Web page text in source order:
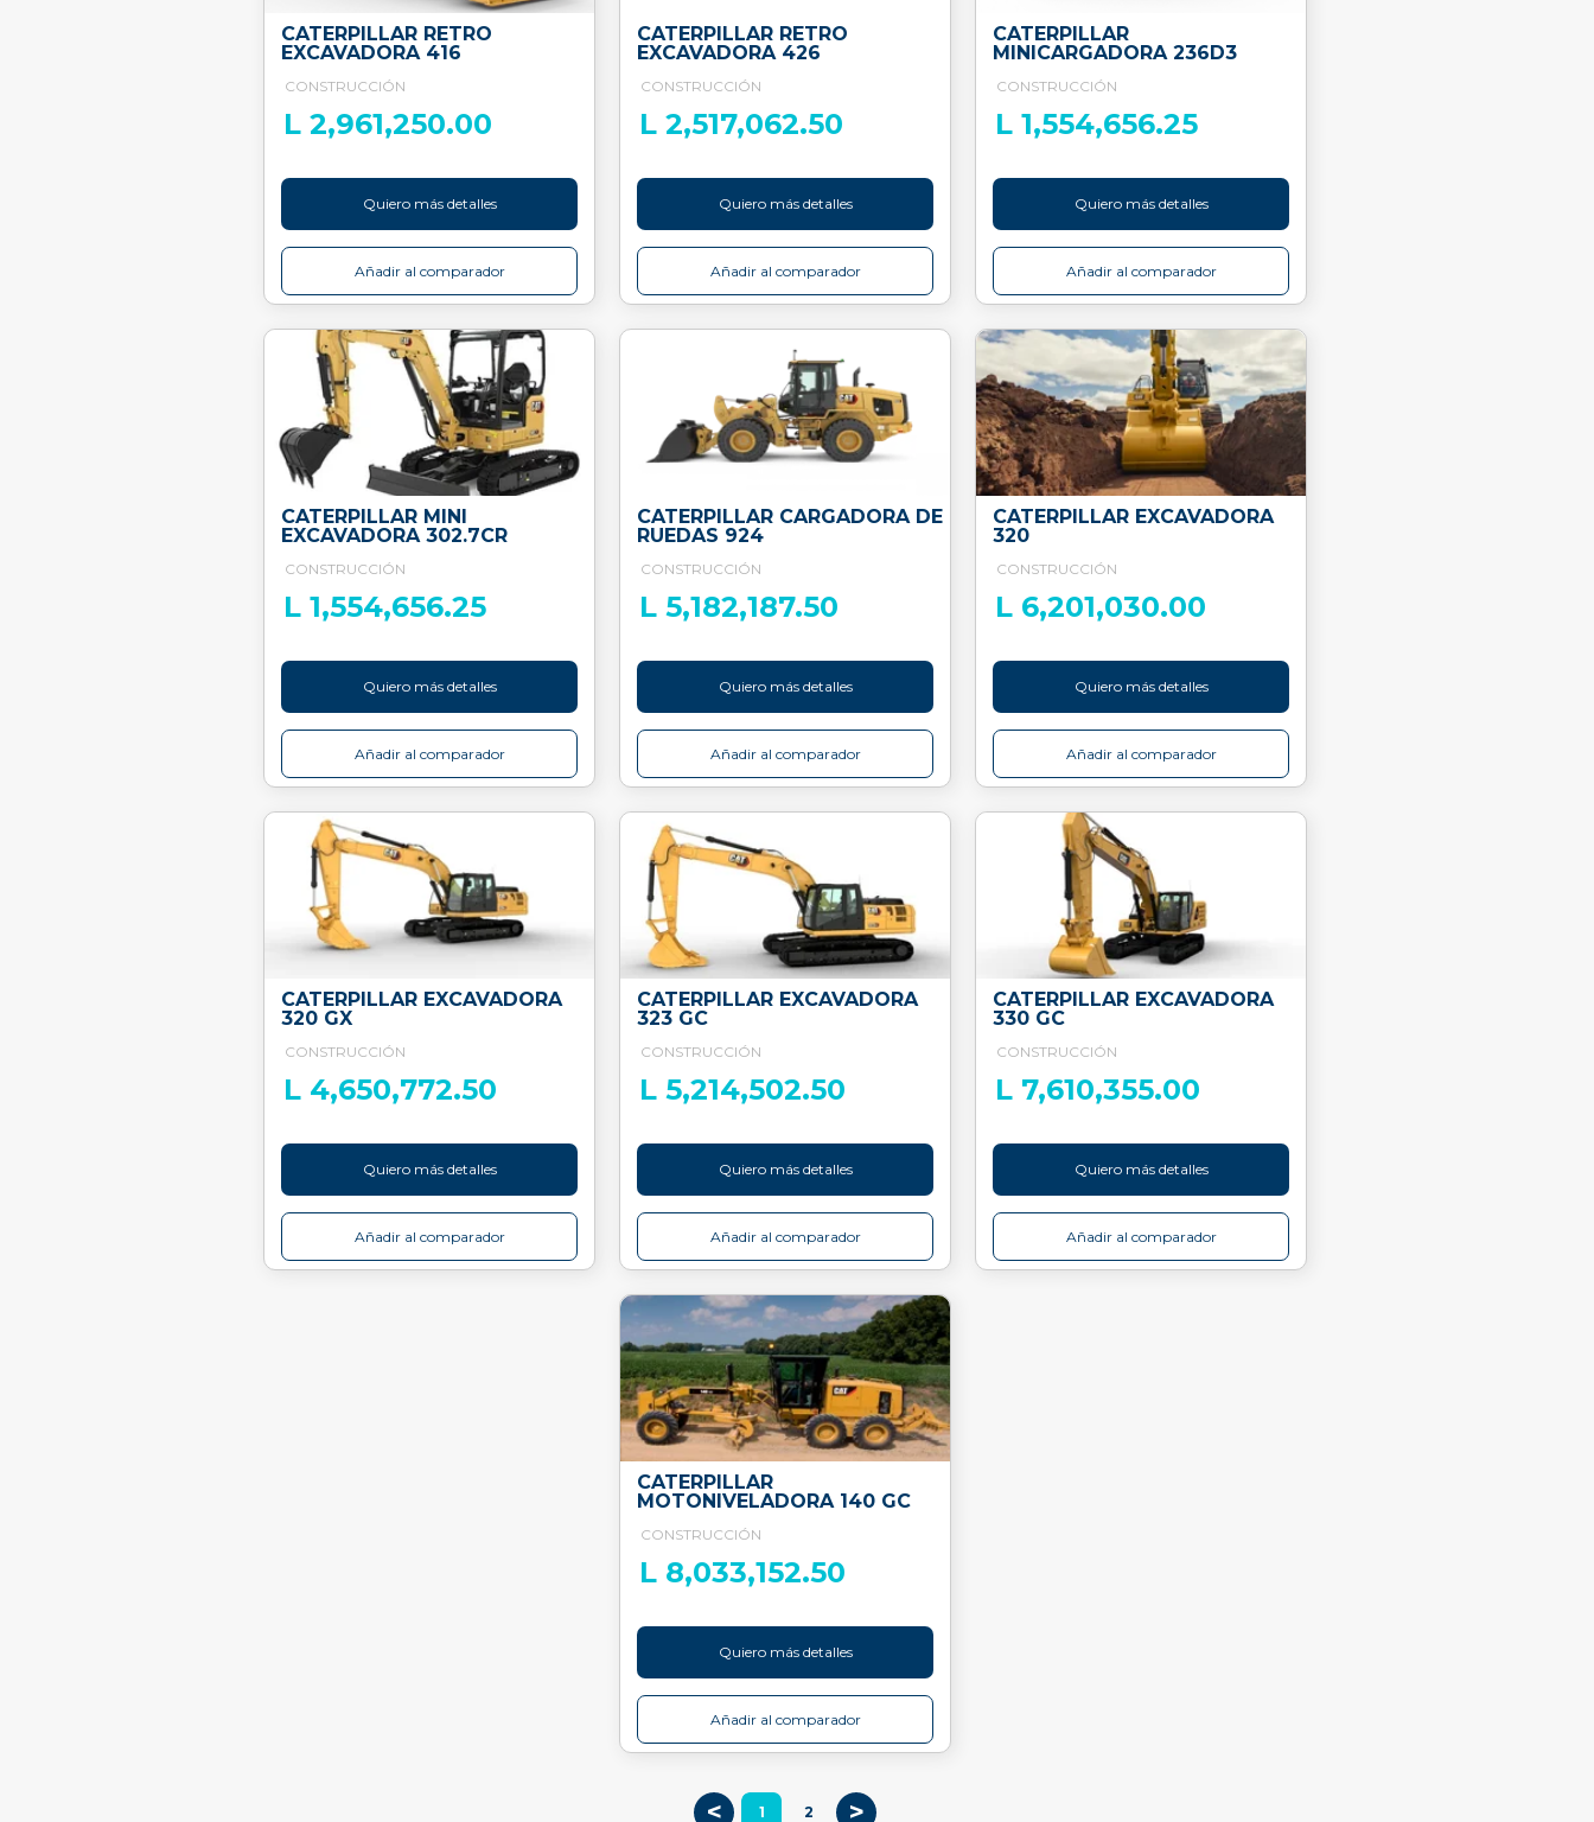
CATERPILLAR RETRO
EXCAVADORA 416
CONSTRUCCIÓN
L 2,961,250.00
Quiero más detalles
Añadir al comparador
CATERPILLAR RETRO
EXCAVADORA 426
CONSTRUCCIÓN
L 2,517,062.50
Quiero más detalles
Añadir al comparador
CATERPILLAR
MINICARGADORA 236D3
CONSTRUCCIÓN
L 1,554,656.25
Quiero más detalles
Añadir al comparador
CATERPILLAR MINI
EXCAVADORA 302.7CR
CONSTRUCCIÓN
L 1,554,656.25
Quiero más detalles
Añadir al comparador
CATERPILLAR CARGADORA DE
RUEDAS 924
CONSTRUCCIÓN
L 5,182,187.50
Quiero más detalles
Añadir al comparador
CATERPILLAR EXCAVADORA
320
CONSTRUCCIÓN
L 6,201,030.00
Quiero más detalles
Añadir al comparador
CATERPILLAR EXCAVADORA
320 GX
CONSTRUCCIÓN
L 4,650,772.50
Quiero más detalles
Añadir al comparador
CATERPILLAR EXCAVADORA
323 GC
CONSTRUCCIÓN
L 5,214,502.50
Quiero más detalles
Añadir al comparador
CATERPILLAR EXCAVADORA
330 GC
CONSTRUCCIÓN
L 7,610,355.00
Quiero más detalles
Añadir al comparador
CATERPILLAR
MOTONIVELADORA 140 GC
CONSTRUCCIÓN
L 8,033,152.50
Quiero más detalles
Añadir al comparador
< 1 2 >